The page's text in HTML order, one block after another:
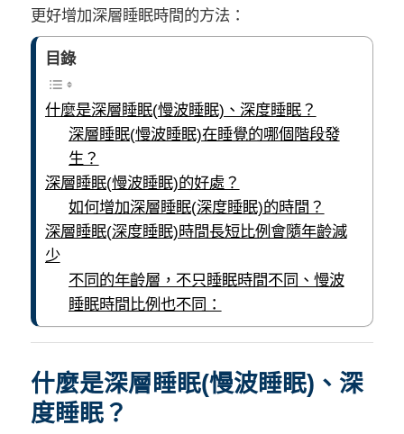
更好增加深層睡眠時間的方法：
目錄
什麼是深層睡眠(慢波睡眠)、深度睡眠？
深層睡眠(慢波睡眠)在睡覺的哪個階段發
生？
深層睡眠(慢波睡眠)的好處？
如何增加深層睡眠(深度睡眠)的時間？
深層睡眠(深度睡眠)時間長短比例會隨年齡減
少
不同的年齡層，不只睡眠時間不同、慢波
睡眠時間比例也不同：
什麼是深層睡眠(慢波睡眠)、深
度睡眠？